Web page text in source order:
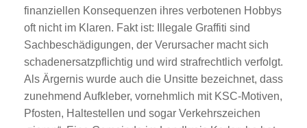
finanziellen Konsequenzen ihres verbotenen Hobbys
oft nicht im Klaren. Fakt ist: Illegale Graffiti sind
Sachbeschädigungen, der Verursacher macht sich
schadenersatzpflichtig und wird strafrechtlich verfolgt.
Als Ärgernis wurde auch die Unsitte bezeichnet, dass
zunehmend Aufkleber, vornehmlich mit KSC-Motiven,
Pfosten, Haltestellen und sogar Verkehrszeichen